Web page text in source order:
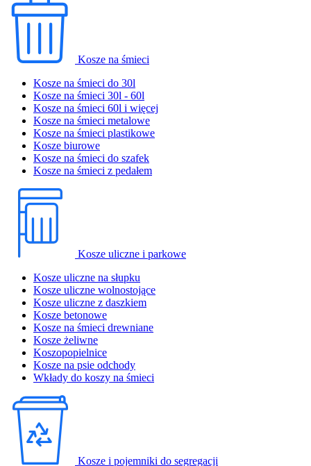
Kosze na śmieci
Kosze na śmieci do 30l
Kosze na śmieci 30l - 60l
Kosze na śmieci 60l i więcej
Kosze na śmieci metalowe
Kosze na śmieci plastikowe
Kosze biurowe
Kosze na śmieci do szafek
Kosze na śmieci z pedałem
Kosze uliczne i parkowe
Kosze uliczne na słupku
Kosze uliczne wolnostojące
Kosze uliczne z daszkiem
Kosze betonowe
Kosze na śmieci drewniane
Kosze żeliwne
Koszopopielnice
Kosze na psie odchody
Wkłady do koszy na śmieci
Kosze i pojemniki do segregacji